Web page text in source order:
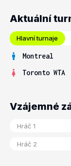
Aktuální
Hlavní turnaje
Montreal
Toronto WTA
Vzájemné